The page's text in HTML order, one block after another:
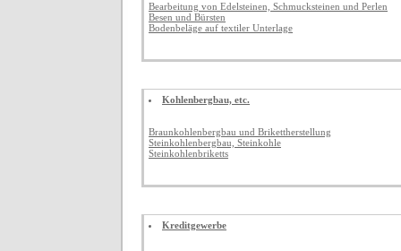
Bearbeitung von Edelsteinen, Schmucksteinen und Perlen
Besen und Bürsten
Bodenbeläge auf textiler Unterlage
Kohlenbergbau, etc.
Braunkohlenbergbau und Brikettherstellung
Steinkohlenbergbau, Steinkohle
Steinkohlenbriketts
Kreditgewerbe